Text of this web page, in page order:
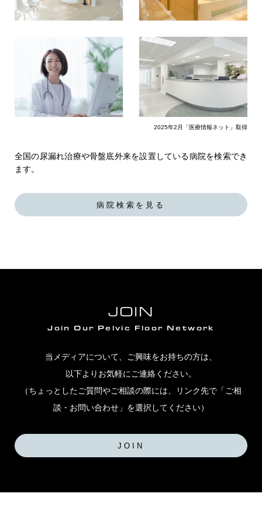
全国の尿漏れ治療や骨盤底外来を設置している病院を検索でき
ます。
病院検索を見る
2025年2月「医療情報ネット」取得
JOIN
Join Our Pelvic Floor Network
当メディアについて、ご興味をお持ちの方は、
以下よりお気軽にご連絡ください。
（ちょっとしたご質問やご相談の際には、リンク先で「ご相
談・お問い合わせ」を選択してください）
JOIN